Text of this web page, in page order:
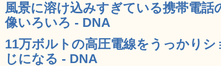
風景に溶け込みすぎている携帯電話
像いろいろ - DNA
11万ボルトの高圧電線をうっかり
じになる - DNA